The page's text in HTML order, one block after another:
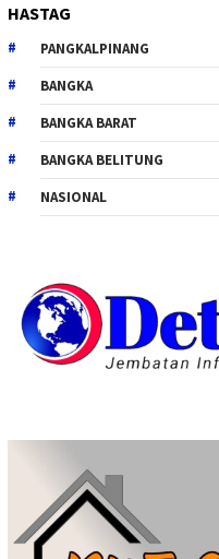
HASTAG
PANGKALPINANG
BANGKA
BANGKA BARAT
BANGKA BELITUNG
NASIONAL